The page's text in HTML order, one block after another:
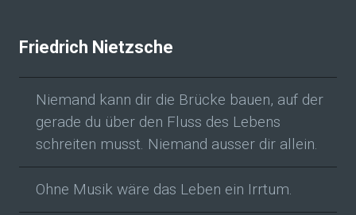
Friedrich Nietzsche
Niemand kann dir die Brücke bauen, auf der
gerade du über den Fluss des Lebens
schreiten musst. Niemand ausser dir allein.
Ohne Musik wäre das Leben ein Irrtum.